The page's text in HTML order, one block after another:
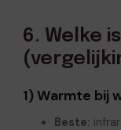
6. Welke
1) Warmte bij
Beste: